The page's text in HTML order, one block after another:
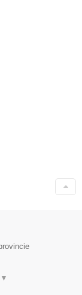
▼